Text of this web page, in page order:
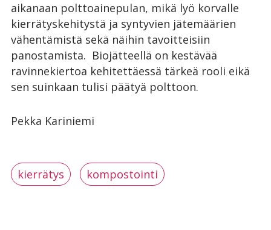
aikanaan polttoainepulan, mikä lyö korvalle
kierrätyskehitystä ja syntyvien jätemäärien
vähentämistä sekä näihin tavoitteisiin
panostamista. Biojätteellä on kestävää
ravinnekiertoa kehitettäessä tärkeä rooli eikä
sen suinkaan tulisi päätyä polttoon.
Pekka Kariniemi
kierrätys kompostointi